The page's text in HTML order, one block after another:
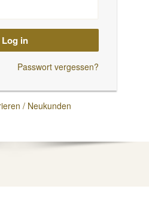
Log in
Passwort vergessen?
/ Neukunden